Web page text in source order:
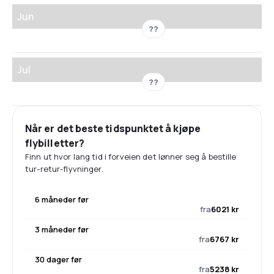
Jun
??
Jul
??
Når er det beste tidspunktet å kjøpe
flybilletter?
Finn ut hvor lang tid i forveien det lønner seg å bestille
tur-retur-flyvninger.
6 måneder før
fra6021 kr
3 måneder før
fra6767 kr
30 dager før
fra5238 kr